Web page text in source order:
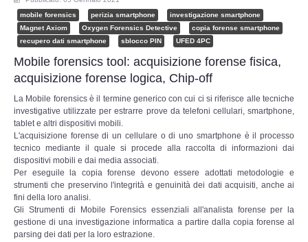
Perizia Data Breach
INDAGINI DIGITALI
Digital Intelligence OSINT
Indagini su computer
Indagini Smartphone,Tablet
Copia/Acquisizione Forense
Bonifiche Digitali
mobile forensics
perizia smartphone
investigazione smartphone
Magnet Axiom
Oxygen Forensics Detective
copia forense smartphone
recupero dati smartphone
sblocco PIN UFED 4PC
Mobile forensics tool: acquisizione forense fisica,
acquisizione forense logica, Chip-off
La Mobile forensics è il termine generico con cui ci si riferisce alle tecniche
investigative utilizzate per estrarre prove da telefoni cellulari, smartphone,
tablet e altri dispositivi mobili.
L'acquisizione forense di un cellulare o di uno smartphone è il processo
tecnico mediante il quale si procede alla raccolta di informazioni dai
dispositivi mobili e dai media associati.
Per eseguile la copia forense devono essere adottati metodologie e
strumenti che preservino l'integrità e genuinità dei dati acquisiti, anche ai
fini della loro analisi.
Gli Strumenti di Mobile Forensics essenziali all'analista forense per la
gestione di una investigazione informatica a partire dalla copia forense al
parsing dei dati per la loro estrazione.